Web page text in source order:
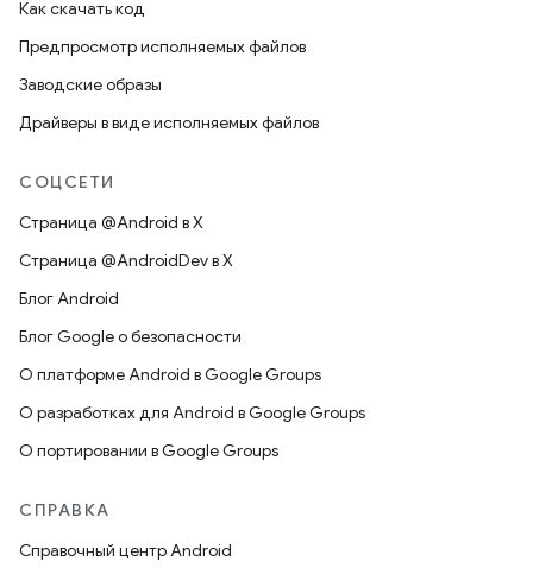
Как скачать код
Предпросмотр исполняемых файлов
Заводские образы
Драйверы в виде исполняемых файлов
СОЦСЕТИ
Страница @Android в X
Страница @AndroidDev в X
Блог Android
Блог Google о безопасности
О платформе Android в Google Groups
О разработках для Android в Google Groups
О портировании в Google Groups
СПРАВКА
Справочный центр Android